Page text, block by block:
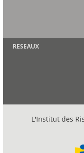
RESEAUX
L'Institut des